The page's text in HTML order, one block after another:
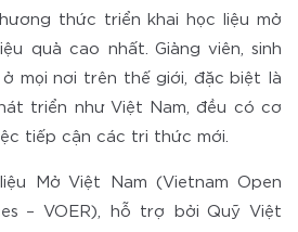
thức triển khai học liệu mở
quả cao nhất. Giảng viên, sinh
mọi nơi trên thế giới, đặc biệt là
triển như Việt Nam, đều có cơ
tiếp cận các tri thức mới.
Mở Việt Nam (Vietnam Open
– VOER), hỗ trợ bởi Quỹ Việt